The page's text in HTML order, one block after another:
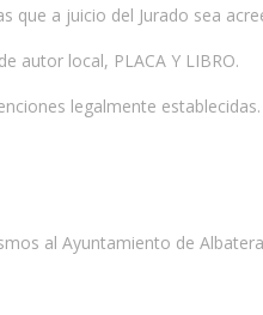
que a juicio del Jurado sea
autor local, PLACA Y LIBRO.
legalmente establecidas.
al Ayuntamiento de